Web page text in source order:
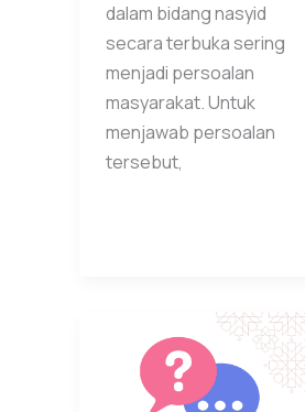
dalam bidang nasyid
secara terbuka sering
menjadi persoalan
masyarakat. Untuk
menjawab persoalan
tersebut,